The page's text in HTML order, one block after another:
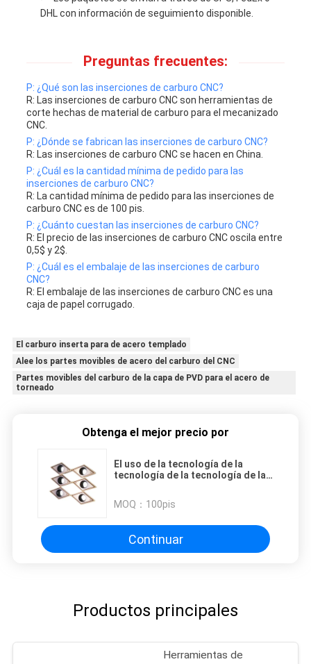
DHL con información de seguimiento disponible.
Preguntas frecuentes:
P: ¿Qué son las inserciones de carburo CNC?
R: Las inserciones de carburo CNC son herramientas de
corte hechas de material de carburo para el mecanizado
CNC.
P: ¿Dónde se fabrican las inserciones de carburo CNC?
R: Las inserciones de carburo CNC se hacen en China.
P: ¿Cuál es la cantidad mínima de pedido para las
inserciones de carburo CNC?
R: La cantidad mínima de pedido para las inserciones de
carburo CNC es de 100 pis.
P: ¿Cuánto cuestan las inserciones de carburo CNC?
R: El precio de las inserciones de carburo CNC oscila entre
0,5$ y 2$.
P: ¿Cuál es el embalaje de las inserciones de carburo
CNC?
R: El embalaje de las inserciones de carburo CNC es una
caja de papel corrugado.
El carburo inserta para de acero templado
Alee los partes movibles de acero del carburo del CNC
Partes movibles del carburo de la capa de PVD para el acero de
torneado
Obtenga el mejor precio por
El uso de la tecnología de la
tecnología de la tecnología de la
tecnología de la tecnología de la
tecnología de la tecnología de la
tecnología de la tecnología de la
tecnología de la tecnología de la
tecnología
MOQ： 100pis
Continuar
Productos principales
Herramientas de